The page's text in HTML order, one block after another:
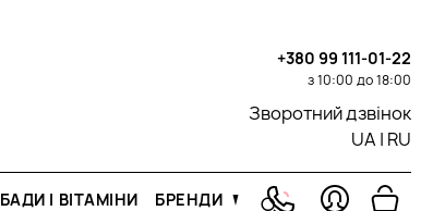
+380 99 111-01-22
з 10:00 до 18:00
Зворотний дзвінок
UA | RU
БАДИ І ВІТАМІНИ БРЕНДИ